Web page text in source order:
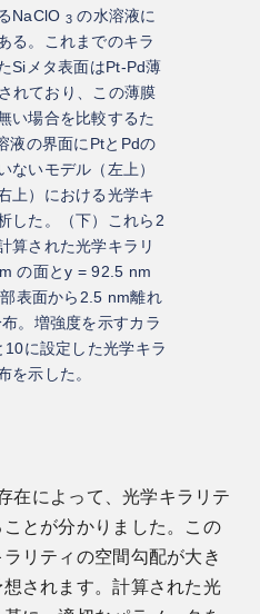
NaClO 3 の水溶液に
る。これまでのキラ
Siメタ表面はPt-Pd薄
れており、この薄膜
い場合を比較するた
液の界面にPtとPdの
ないモデル（左上）
上）における光学キ
した。（下）これら2
算された光学キラリ
の面とy = 92.5 nm
表面から2.5 nm離れ
。増強度を示すカラ
に設定した光学キラ
を示した。
在によって、光学キラリテ
とが分かりました。この
リティの空間勾配が大き
されます。計算された光